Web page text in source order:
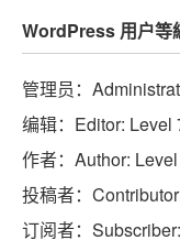
WordPress 用户等
管理员：
编辑：Editor: Level
作者：Author:
投稿者：
订阅者：